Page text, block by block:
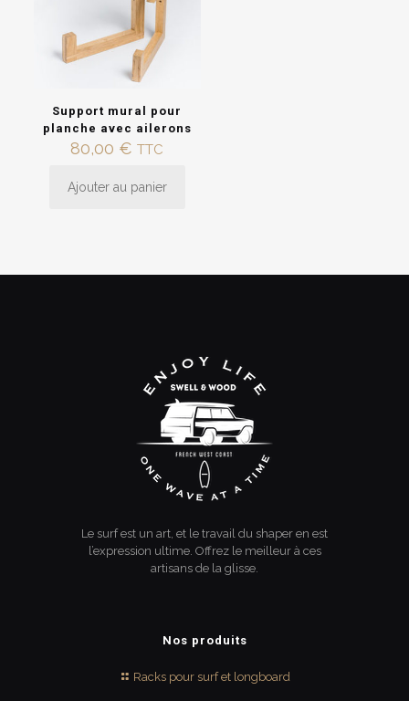
choisies
sur
du
produit
Support mural pour
planche avec ailerons
80,00 € TTC
Ajouter au panier
Le surf est un art, et le travail du shaper en est
l’expression ultime. Offrez le meilleur à ces
artisans de la glisse.
Nos produits
Racks pour surf et longboard